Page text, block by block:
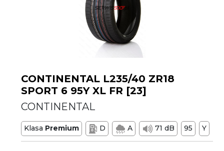
CONTINENTAL L235/40 ZR18
SPORT 6 95Y XL FR [23]
CONTINENTAL
Klasa Premium D A 71 dB 95 Y